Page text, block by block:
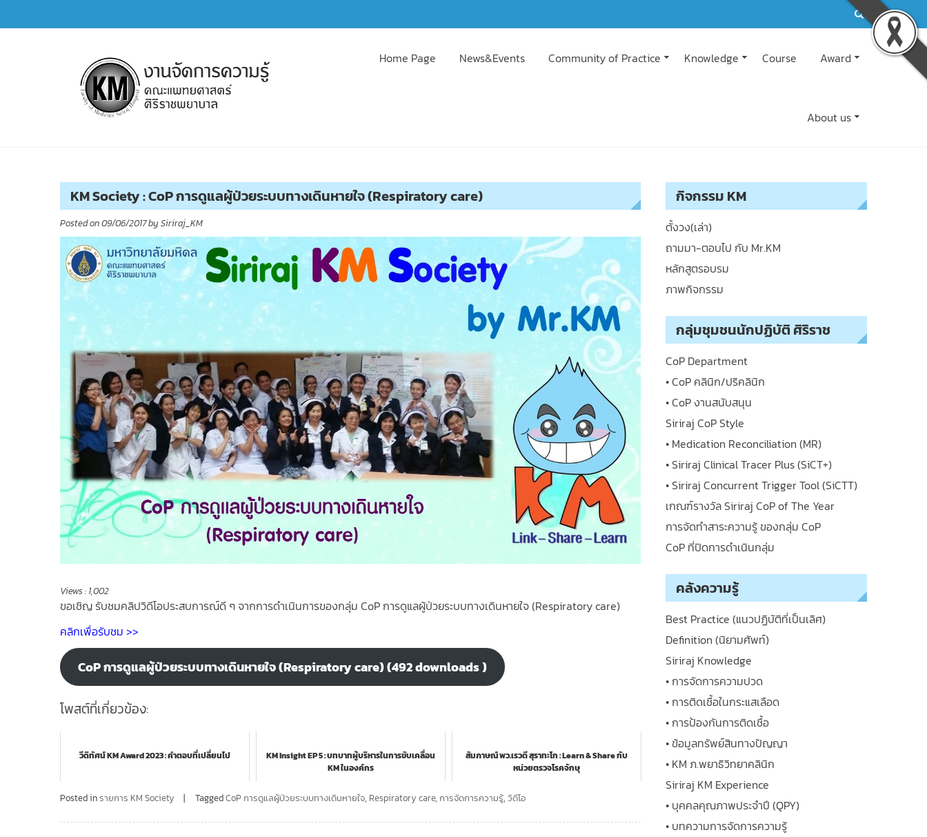
to
Home Page News&Events Community of Practice Knowledge Course Award
About us
KM Society : CoP การดูแลผู้ป่วยระบบทางเดินหายใจ (Respiratory care)
Posted on09/06/2017by Siriraj_KM
Views : 1,002
ขอเชิญ รับชมคลิปวิดีโอประสบการณ์ดี ๆ จากการดำเนินการของกลุ่ม CoP การดูแลผู้ป่วยระบบทางเดินหายใจ (Respiratory care)
คลิกเพื่อรับชม >>
CoP การดูแลผู้ป่วยระบบทางเดินหายใจ (Respiratory care) (492 downloads )
โพสต์ที่เกี่ยวข้อง:
วีดิทัศน์ KM Award 2023 : คำตอบที่เปลี่ยนไป
KM Insight EP 5 : บทบาทผู้บริหารในการขับเคลื่อน
KM ในองค์กร
สัมภาษณ์ พว.เรวดี สุราทะโก : Learn & Share กับ
หน่วยตรวจโรคจักษุ
Posted inรายการ KM Society TaggedCoP การดูแลผู้ป่วยระบบทางเดินหายใจ, Respiratory care, การจัดการความรู้, วิดีโอ
กิจกรรม KM
ตั้งวง(เล่า)
ถามมา-ตอบไป กับ Mr.KM
หลักสูตรอบรม
ภาพกิจกรรม
กลุ่มชุมชนนักปฏิบัติ ศิริราช
CoP Department
• CoP คลินิก/ปริคลินิก
• CoP งานสนับสนุน
Siriraj CoP Style
• Medication Reconciliation (MR)
• Siriraj Clinical Tracer Plus (SiCT+)
• Siriraj Concurrent Trigger Tool (SiCTT)
เกณฑ์รางวัล Siriraj CoP of The Year
การจัดทำสาระความรู้ ของกลุ่ม CoP
CoP ที่ปิดการดำเนินกลุ่ม
คลังความรู้
Best Practice (แนวปฏิบัติที่เป็นเลิศ)
Definition (นิยามศัพท์)
Siriraj Knowledge
• การจัดการความปวด
• การติดเชื้อในกระแสเลือด
• การป้องกันการติดเชื้อ
• ข้อมูลทรัพย์สินทางปัญญา
• KM ภ.พยาธิวิทยาคลินิก
Siriraj KM Experience
• บุคคลคุณภาพประจำปี (QPY)
• บทความการจัดการความรู้